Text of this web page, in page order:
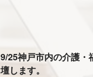
9/25神戸市内の介護・
壇します。